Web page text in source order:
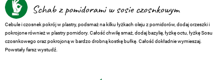
Schab z pomidorami w sosie czosnkowym
Cebule i czosnek pokrój w plastry, podsmaż na kilku łyżkach oleju z pomidorów, dodaj orzeszki i
pokrojone również w plastry pomidory. Całość chwilę smaż, dodaj bazylię, łyżkę octu, łyżkę Sosu
czosnkowego oraz pokrojoną w bardzo drobną kostkę bułkę. Całość dokładnie wymieszaj.
Powstały farsz wystudź.